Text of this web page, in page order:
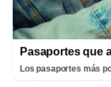
Pasaportes que
Los pasaportes más